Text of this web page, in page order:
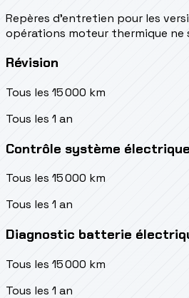
Repères d’entretien pour les
opérations moteur thermique ne
Révision
Tous les 15 000 km
Tous les 1 an
Contrôle système électrique
Tous les 15 000 km
Tous les 1 an
Diagnostic batterie
Tous les 15 000 km
Tous les 1 an